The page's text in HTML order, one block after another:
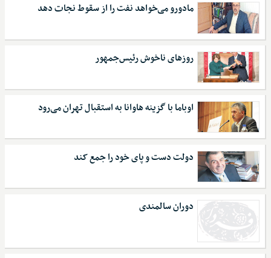
مادورو می‌خواهد نفت را از سقوط نجات دهد
روزهای ناخوش رئیس‌جمهور
اوباما با گزینه هاوانا به استقبال تهران می‌رود
دولت دست و پای خود را جمع کند
دوران سالمندی